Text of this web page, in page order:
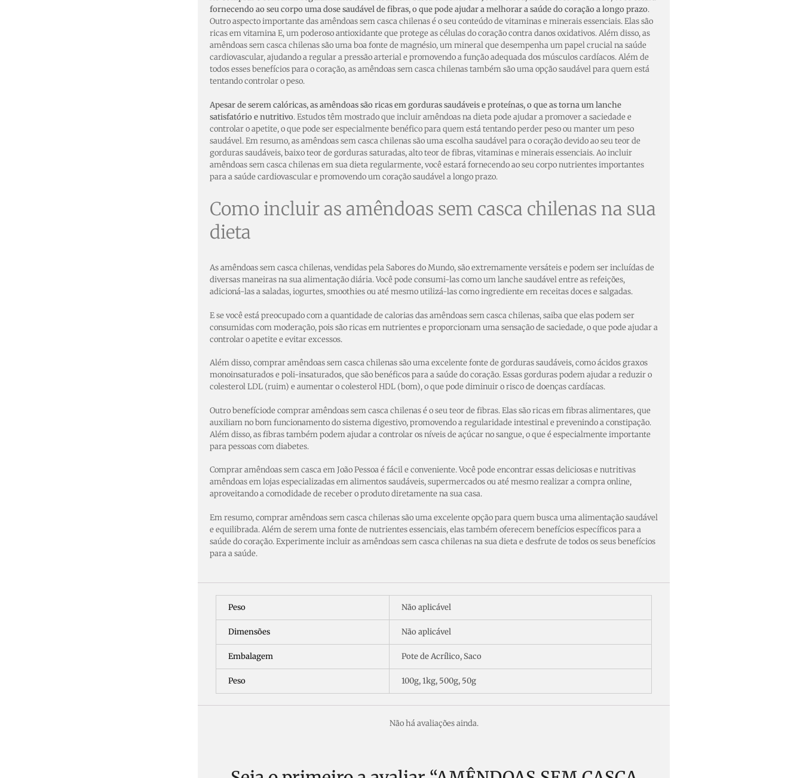
fornecendo ao seu corpo uma dose saudável de fibras, o que pode ajudar a melhorar a saúde do coração a longo prazo.
Outro aspecto importante das amêndoas sem casca chilenas é o seu conteúdo de vitaminas e minerais essenciais. Elas são
ricas em vitamina E, um poderoso antioxidante que protege as células do coração contra danos oxidativos. Além disso, as
amêndoas sem casca chilenas são uma boa fonte de magnésio, um mineral que desempenha um papel crucial na saúde
cardiovascular, ajudando a regular a pressão arterial e promovendo a função adequada dos músculos cardíacos. Além de
todos esses benefícios para o coração, as amêndoas sem casca chilenas também são uma opção saudável para quem está
tentando controlar o peso.
Apesar de serem calóricas, as amêndoas são ricas em gorduras saudáveis e proteínas, o que as torna um lanche
satisfatório e nutritivo. Estudos têm mostrado que incluir amêndoas na dieta pode ajudar a promover a saciedade e
controlar o apetite, o que pode ser especialmente benéfico para quem está tentando perder peso ou manter um peso
saudável. Em resumo, as amêndoas sem casca chilenas são uma escolha saudável para o coração devido ao seu teor de
gorduras saudáveis, baixo teor de gorduras saturadas, alto teor de fibras, vitaminas e minerais essenciais. Ao incluir
amêndoas sem casca chilenas em sua dieta regularmente, você estará fornecendo ao seu corpo nutrientes importantes
para a saúde cardiovascular e promovendo um coração saudável a longo prazo.
Como incluir as amêndoas sem casca chilenas na sua
dieta
As amêndoas sem casca chilenas, vendidas pela Sabores do Mundo, são extremamente versáteis e podem ser incluídas de
diversas maneiras na sua alimentação diária. Você pode consumi-las como um lanche saudável entre as refeições,
adicioná-las a saladas, iogurtes, smoothies ou até mesmo utilizá-las como ingrediente em receitas doces e salgadas.
E se você está preocupado com a quantidade de calorias das amêndoas sem casca chilenas, saiba que elas podem ser
consumidas com moderação, pois são ricas em nutrientes e proporcionam uma sensação de saciedade, o que pode ajudar a
controlar o apetite e evitar excessos.
Além disso, comprar amêndoas sem casca chilenas são uma excelente fonte de gorduras saudáveis, como ácidos graxos
monoinsaturados e poli-insaturados, que são benéficos para a saúde do coração. Essas gorduras podem ajudar a reduzir o
colesterol LDL (ruim) e aumentar o colesterol HDL (bom), o que pode diminuir o risco de doenças cardíacas.
Outro benefíciode comprar amêndoas sem casca chilenas é o seu teor de fibras. Elas são ricas em fibras alimentares, que
auxiliam no bom funcionamento do sistema digestivo, promovendo a regularidade intestinal e prevenindo a constipação.
Além disso, as fibras também podem ajudar a controlar os níveis de açúcar no sangue, o que é especialmente importante
para pessoas com diabetes.
Comprar amêndoas sem casca em João Pessoa é fácil e conveniente. Você pode encontrar essas deliciosas e nutritivas
amêndoas em lojas especializadas em alimentos saudáveis, supermercados ou até mesmo realizar a compra online,
aproveitando a comodidade de receber o produto diretamente na sua casa.
Em resumo, comprar amêndoas sem casca chilenas são uma excelente opção para quem busca uma alimentação saudável
e equilibrada. Além de serem uma fonte de nutrientes essenciais, elas também oferecem benefícios específicos para a
saúde do coração. Experimente incluir as amêndoas sem casca chilenas na sua dieta e desfrute de todos os seus benefícios
para a saúde.
Peso Não aplicável
Dimensões Não aplicável
Embalagem Pote de Acrílico, Saco
Peso 100g, 1kg, 500g, 50g
Não há avaliações ainda.